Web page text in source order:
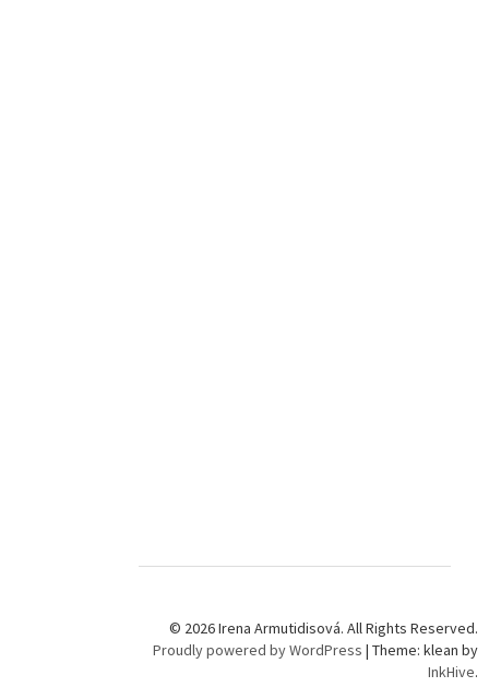
© 2026 Irena Armutidisová. All Rights Reserved.
Proudly powered by WordPress | Theme: klean by
InkHive.